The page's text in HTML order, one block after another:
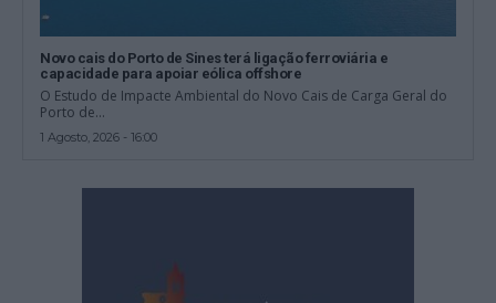
Novo cais do Porto de Sines terá ligação ferroviária e
capacidade para apoiar eólica offshore
O Estudo de Impacte Ambiental do Novo Cais de Carga Geral do
Porto de...
1 Agosto, 2026 - 16:00